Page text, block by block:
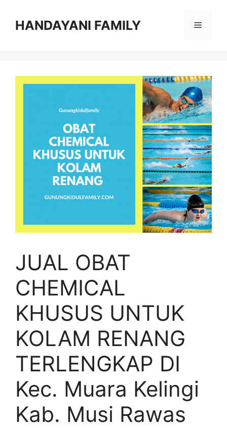
HANDAYANI FAMILY Menu
JUAL OBAT
CHEMICAL
KHUSUS UNTUK
KOLAM RENANG
TERLENGKAP DI
Kec. Muara Kelingi
Kab. Musi Rawas